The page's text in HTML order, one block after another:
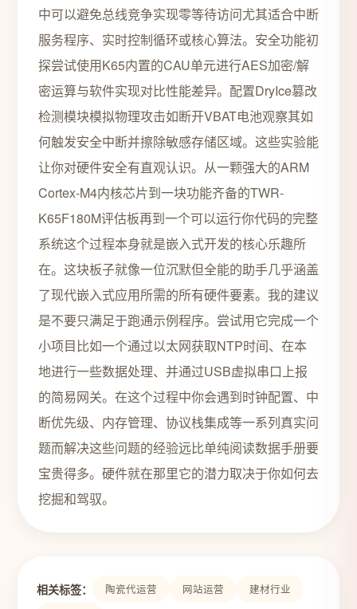
中可以避免总线竞争实现零等待访问尤其适合中断
服务程序、实时控制循环或核心算法。安全功能初
探尝试使用K65内置的CAU单元进行AES加密/解
密运算与软件实现对比性能差异。配置DryIce篡改
检测模块模拟物理攻击如断开VBAT电池观察其如
何触发安全中断并擦除敏感存储区域。这些实验能
让你对硬件安全有直观认识。从一颗强大的ARM
Cortex-M4内核芯片到一块功能齐备的TWR-
K65F180M评估板再到一个可以运行你代码的完整
系统这个过程本身就是嵌入式开发的核心乐趣所
在。这块板子就像一位沉默但全能的助手几乎涵盖
了现代嵌入式应用所需的所有硬件要素。我的建议
是不要只满足于跑通示例程序。尝试用它完成一个
小项目比如一个通过以太网获取NTP时间、在本
地进行一些数据处理、并通过USB虚拟串口上报
的简易网关。在这个过程中你会遇到时钟配置、中
断优先级、内存管理、协议栈集成等一系列真实问
题而解决这些问题的经验远比单纯阅读数据手册要
宝贵得多。硬件就在那里它的潜力取决于你如何去
挖掘和驾驭。
相关标签： 陶瓷代运营 网站运营 建材行业